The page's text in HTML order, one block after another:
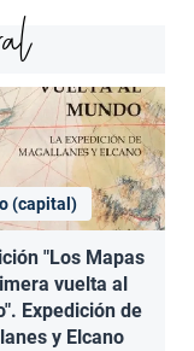
(capital)
"Los Mapas
vuelta al
Expedición de
y Elcano